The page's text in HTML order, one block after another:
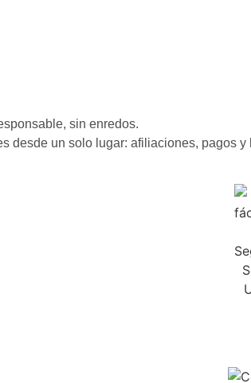
sin enredos.
desde un solo lugar: afiliaciones, pagos y